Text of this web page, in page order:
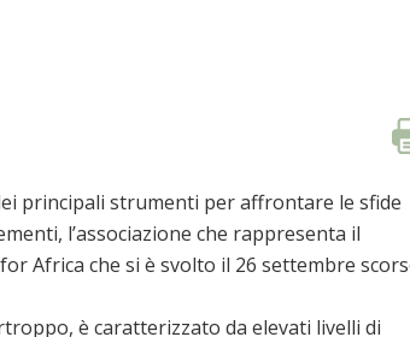
principali strumenti per affrontare le sfide
l’associazione che rappresenta il
Africa che si è svolto il 26 settembre
è caratterizzato da elevati livelli di